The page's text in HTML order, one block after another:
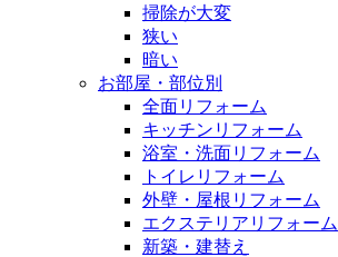
掃除が大変
狭い
暗い
お部屋・部位別
全面リフォーム
キッチンリフォーム
浴室・洗面リフォーム
トイレリフォーム
外壁・屋根リフォーム
エクステリアリフォーム
新築・建替え